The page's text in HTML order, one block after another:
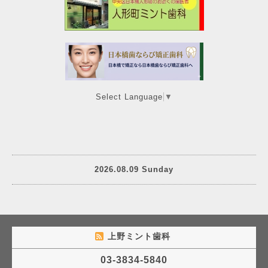
Select Language ▼
2026.08.09 Sunday
上野ミント歯科
03-3834-5840